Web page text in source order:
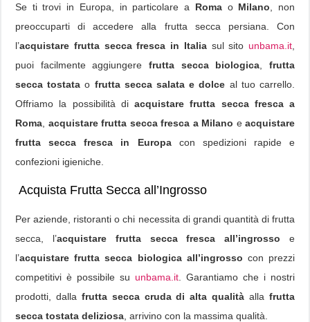
Se ti trovi in Europa, in particolare a Romao Milano , non
preoccuparti di accedere alla frutta secca persiana. Con
l’acquistare frutta secca fresca in Italiasul sito unbama.it
puoi facilmente aggiungere frutta secca biologica ,frutta
secca tostata o frutta secca salata e dolce al tuo carrello.
Offriamo la possibilità di acquistare frutta secca fresca a
Roma acquistare frutta secca fresca a Milano e acquistare
frutta secca fresca in Europacon spedizioni rapide e
confezioni igieniche.
Acquista Frutta Secca all’Ingrosso
Per aziende, ristoranti o chi necessita di grandi quantità di frutta
secca, l’acquistare frutta secca fresca all’ingrosso e
l’acquistare frutta secca biologica all’ingrosso con prezzi
competitivi è possibile su unbama.it . Garantiamo che i nostri
prodotti, dalla frutta secca cruda di alta qualità allafrutta
secca tostata deliziosa , arrivino con la massima qualità.